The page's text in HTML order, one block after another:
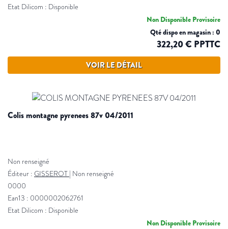
Etat Dilicom : Disponible
Non Disponible Provisoire
Qté dispo en magasin : 0
322,20 € PPTTC
VOIR LE DÉTAIL
colis montagne pyrenees 87v 04/2011
Non renseigné
Éditeur : GISSEROT Non renseigné
0000
Ean13 : 0000002062761
Etat Dilicom : Disponible
Non Disponible Provisoire